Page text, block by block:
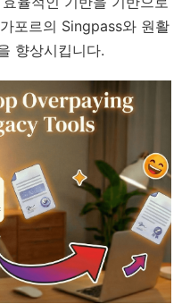
포르의 Singpass와 원활
향상시킵니다.